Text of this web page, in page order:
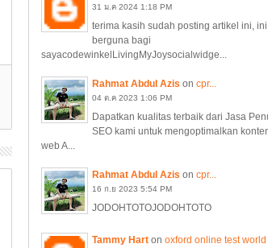
31 ม.ค 2024 1:18 PM
terima kasih sudah posting artikel ini,
berguna bagi
sayacodewinkelLivingMyJoysocialwidge...
Rahmat Abdul Azis on cpr...
04 ต.ค 2023 1:06 PM
Dapatkan kualitas terbaik dari Jasa
SEO kami untuk mengoptimalkan
web A...
Rahmat Abdul Azis on cpr...
16 ก.ย 2023 5:54 PM
JODOHTOTOJODOHTOTO
Tammy Harton oxford online test world